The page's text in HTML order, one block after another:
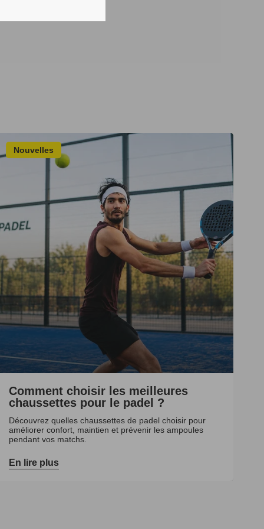
Nouvelles
Comment choisir les meilleures
chaussettes pour le padel ?
Découvrez quelles chaussettes de padel choisir pour
améliorer confort, maintien et prévenir les ampoules
pendant vos matchs.
En lire plus